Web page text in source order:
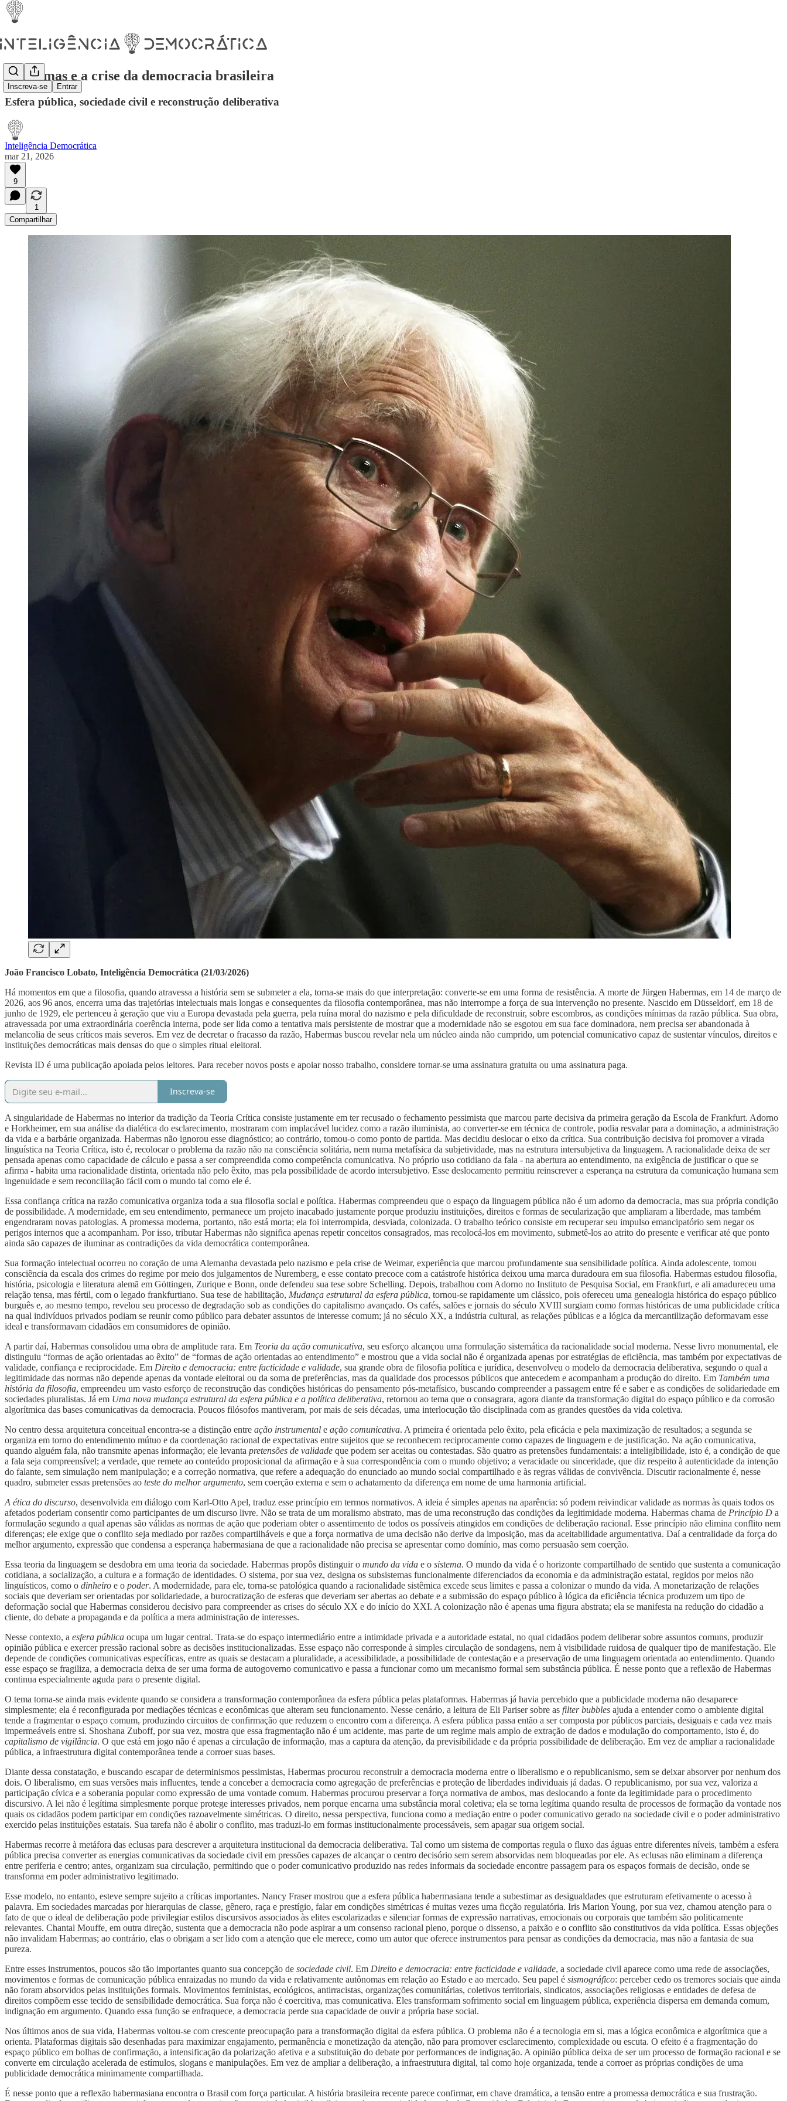
Inscreva-se Entrar
Habermas e a crise da democracia brasileira
Esfera pública, sociedade civil e reconstrução deliberativa
Inteligência Democrática
mar 21, 2026
9
1
Compartilhar
João Francisco Lobato, Inteligência Democrática (21/03/2026)
Há momentos em que a filosofia, quando atravessa a história sem se submeter a ela, torna-se mais do que interpretação: converte-se em uma forma de resistência. A morte de Jürgen Habermas, em 14 de março de
2026, aos 96 anos, encerra uma das trajetórias intelectuais mais longas e consequentes da filosofia contemporânea, mas não interrompe a força de sua intervenção no presente. Nascido em Düsseldorf, em 18 de
junho de 1929, ele pertenceu à geração que viu a Europa devastada pela guerra, pela ruína moral do nazismo e pela dificuldade de reconstruir, sobre escombros, as condições mínimas da razão pública. Sua obra,
atravessada por uma extraordinária coerência interna, pode ser lida como a tentativa mais persistente de mostrar que a modernidade não se esgotou em sua face dominadora, nem precisa ser abandonada à
melancolia de seus críticos mais severos. Em vez de decretar o fracasso da razão, Habermas buscou revelar nela um núcleo ainda não cumprido, um potencial comunicativo capaz de sustentar vínculos, direitos e
instituições democráticas mais densas do que o simples ritual eleitoral.
Revista ID é uma publicação apoiada pelos leitores. Para receber novos posts e apoiar nosso trabalho, considere tornar-se uma assinatura gratuita ou uma assinatura paga.
Inscreva-se
A singularidade de Habermas no interior da tradição da Teoria Crítica consiste justamente em ter recusado o fechamento pessimista que marcou parte decisiva da primeira geração da Escola de Frankfurt. Adorno
e Horkheimer, em sua análise da dialética do esclarecimento, mostraram com implacável lucidez como a razão iluminista, ao converter-se em técnica de controle, podia resvalar para a dominação, a administração
da vida e a barbárie organizada. Habermas não ignorou esse diagnóstico; ao contrário, tomou-o como ponto de partida. Mas decidiu deslocar o eixo da crítica. Sua contribuição decisiva foi promover a virada
linguística na Teoria Crítica, isto é, recolocar o problema da razão não na consciência solitária, nem numa metafísica da subjetividade, mas na estrutura intersubjetiva da linguagem. A racionalidade deixa de ser
pensada apenas como capacidade de cálculo e passa a ser compreendida como competência comunicativa. No próprio uso cotidiano da fala - na abertura ao entendimento, na exigência de justificar o que se
afirma - habita uma racionalidade distinta, orientada não pelo êxito, mas pela possibilidade de acordo intersubjetivo. Esse deslocamento permitiu reinscrever a esperança na estrutura da comunicação humana sem
ingenuidade e sem reconciliação fácil com o mundo tal como ele é.
Essa confiança crítica na razão comunicativa organiza toda a sua filosofia social e política. Habermas compreendeu que o espaço da linguagem pública não é um adorno da democracia, mas sua própria condição
de possibilidade. A modernidade, em seu entendimento, permanece um projeto inacabado justamente porque produziu instituições, direitos e formas de secularização que ampliaram a liberdade, mas também
engendraram novas patologias. A promessa moderna, portanto, não está morta; ela foi interrompida, desviada, colonizada. O trabalho teórico consiste em recuperar seu impulso emancipatório sem negar os
perigos internos que a acompanham. Por isso, tributar Habermas não significa apenas repetir conceitos consagrados, mas recolocá-los em movimento, submetê-los ao atrito do presente e verificar até que ponto
ainda são capazes de iluminar as contradições da vida democrática contemporânea.
Sua formação intelectual ocorreu no coração de uma Alemanha devastada pelo nazismo e pela crise de Weimar, experiência que marcou profundamente sua sensibilidade política. Ainda adolescente, tomou
consciência da escala dos crimes do regime por meio dos julgamentos de Nuremberg, e esse contato precoce com a catástrofe histórica deixou uma marca duradoura em sua filosofia. Habermas estudou filosofia,
história, psicologia e literatura alemã em Göttingen, Zurique e Bonn, onde defendeu sua tese sobre Schelling. Depois, trabalhou com Adorno no Instituto de Pesquisa Social, em Frankfurt, e ali amadureceu uma
relação tensa, mas fértil, com o legado frankfurtiano. Sua tese de habilitação, Mudança estrutural da esfera pública, tornou-se rapidamente um clássico, pois ofereceu uma genealogia histórica do espaço público
burguês e, ao mesmo tempo, revelou seu processo de degradação sob as condições do capitalismo avançado. Os cafés, salões e jornais do século XVIII surgiam como formas históricas de uma publicidade crítica
na qual indivíduos privados podiam se reunir como público para debater assuntos de interesse comum; já no século XX, a indústria cultural, as relações públicas e a lógica da mercantilização deformavam esse
ideal e transformavam cidadãos em consumidores de opinião.
A partir daí, Habermas consolidou uma obra de amplitude rara. Em Teoria da ação comunicativa, seu esforço alcançou uma formulação sistemática da racionalidade social moderna. Nesse livro monumental, ele
distinguiu “formas de ação orientadas ao êxito” de “formas de ação orientadas ao entendimento” e mostrou que a vida social não é organizada apenas por estratégias de eficiência, mas também por expectativas de
validade, confiança e reciprocidade. Em Direito e democracia: entre facticidade e validade, sua grande obra de filosofia política e jurídica, desenvolveu o modelo da democracia deliberativa, segundo o qual a
legitimidade das normas não depende apenas da vontade eleitoral ou da soma de preferências, mas da qualidade dos processos públicos que antecedem e acompanham a produção do direito. Em Também uma
história da filosofia, empreendeu um vasto esforço de reconstrução das condições históricas do pensamento pós-metafísico, buscando compreender a passagem entre fé e saber e as condições de solidariedade em
sociedades pluralistas. Já em Uma nova mudança estrutural da esfera pública e a política deliberativa, retornou ao tema que o consagrara, agora diante da transformação digital do espaço público e da corrosão
algorítmica das bases comunicativas da democracia. Poucos filósofos mantiveram, por mais de seis décadas, uma interlocução tão disciplinada com as grandes questões da vida coletiva.
No centro dessa arquitetura conceitual encontra-se a distinção entre ação instrumental e ação comunicativa. A primeira é orientada pelo êxito, pela eficácia e pela maximização de resultados; a segunda se
organiza em torno do entendimento mútuo e da coordenação racional de expectativas entre sujeitos que se reconhecem reciprocamente como capazes de linguagem e de justificação. Na ação comunicativa,
quando alguém fala, não transmite apenas informação; ele levanta pretensões de validade que podem ser aceitas ou contestadas. São quatro as pretensões fundamentais: a inteligibilidade, isto é, a condição de que
a fala seja compreensível; a verdade, que remete ao conteúdo proposicional da afirmação e à sua correspondência com o mundo objetivo; a veracidade ou sinceridade, que diz respeito à autenticidade da intenção
do falante, sem simulação nem manipulação; e a correção normativa, que refere a adequação do enunciado ao mundo social compartilhado e às regras válidas de convivência. Discutir racionalmente é, nesse
quadro, submeter essas pretensões ao teste do melhor argumento, sem coerção externa e sem o achatamento da diferença em nome de uma harmonia artificial.
A ética do discurso, desenvolvida em diálogo com Karl-Otto Apel, traduz esse princípio em termos normativos. A ideia é simples apenas na aparência: só podem reivindicar validade as normas às quais todos os
afetados poderiam consentir como participantes de um discurso livre. Não se trata de um moralismo abstrato, mas de uma reconstrução das condições da legitimidade moderna. Habermas chama de Princípio D a
formulação segundo a qual apenas são válidas as normas de ação que poderiam obter o assentimento de todos os possíveis atingidos em condições de deliberação racional. Esse princípio não elimina conflito nem
diferenças; ele exige que o conflito seja mediado por razões compartilháveis e que a força normativa de uma decisão não derive da imposição, mas da aceitabilidade argumentativa. Daí a centralidade da força do
melhor argumento, expressão que condensa a esperança habermasiana de que a racionalidade não precisa se apresentar como domínio, mas como persuasão sem coerção.
Essa teoria da linguagem se desdobra em uma teoria da sociedade. Habermas propôs distinguir o mundo da vida e o sistema. O mundo da vida é o horizonte compartilhado de sentido que sustenta a comunicação
cotidiana, a socialização, a cultura e a formação de identidades. O sistema, por sua vez, designa os subsistemas funcionalmente diferenciados da economia e da administração estatal, regidos por meios não
linguísticos, como o dinheiro e o poder. A modernidade, para ele, torna-se patológica quando a racionalidade sistêmica excede seus limites e passa a colonizar o mundo da vida. A monetarização de relações
sociais que deveriam ser orientadas por solidariedade, a burocratização de esferas que deveriam ser abertas ao debate e a submissão do espaço público à lógica da eficiência técnica produzem um tipo de
deformação social que Habermas considerou decisivo para compreender as crises do século XX e do início do XXI. A colonização não é apenas uma figura abstrata; ela se manifesta na redução do cidadão a
cliente, do debate a propaganda e da política a mera administração de interesses.
Nesse contexto, a esfera pública ocupa um lugar central. Trata-se do espaço intermediário entre a intimidade privada e a autoridade estatal, no qual cidadãos podem deliberar sobre assuntos comuns, produzir
opinião pública e exercer pressão racional sobre as decisões institucionalizadas. Esse espaço não corresponde à simples circulação de sondagens, nem à visibilidade ruidosa de qualquer tipo de manifestação. Ele
depende de condições comunicativas específicas, entre as quais se destacam a pluralidade, a acessibilidade, a possibilidade de contestação e a preservação de uma linguagem orientada ao entendimento. Quando
esse espaço se fragiliza, a democracia deixa de ser uma forma de autogoverno comunicativo e passa a funcionar como um mecanismo formal sem substância pública. É nesse ponto que a reflexão de Habermas
continua especialmente aguda para o presente digital.
O tema torna-se ainda mais evidente quando se considera a transformação contemporânea da esfera pública pelas plataformas. Habermas já havia percebido que a publicidade moderna não desaparece
simplesmente; ela é reconfigurada por mediações técnicas e econômicas que alteram seu funcionamento. Nesse cenário, a leitura de Eli Pariser sobre as filter bubbles ajuda a entender como o ambiente digital
tende a fragmentar o espaço comum, produzindo circuitos de confirmação que reduzem o encontro com a diferença. A esfera pública passa então a ser composta por públicos parciais, desiguais e cada vez mais
impermeáveis entre si. Shoshana Zuboff, por sua vez, mostra que essa fragmentação não é um acidente, mas parte de um regime mais amplo de extração de dados e modulação do comportamento, isto é, do
capitalismo de vigilância. O que está em jogo não é apenas a circulação de informação, mas a captura da atenção, da previsibilidade e da própria possibilidade de deliberação. Em vez de ampliar a racionalidade
pública, a infraestrutura digital contemporânea tende a corroer suas bases.
Diante dessa constatação, e buscando escapar de determinismos pessimistas, Habermas procurou reconstruir a democracia moderna entre o liberalismo e o republicanismo, sem se deixar absorver por nenhum dos
dois. O liberalismo, em suas versões mais influentes, tende a conceber a democracia como agregação de preferências e proteção de liberdades individuais já dadas. O republicanismo, por sua vez, valoriza a
participação cívica e a soberania popular como expressão de uma vontade comum. Habermas procurou preservar a força normativa de ambos, mas deslocando a fonte da legitimidade para o procedimento
discursivo. A lei não é legítima simplesmente porque protege interesses privados, nem porque encarna uma substância moral coletiva; ela se torna legítima quando resulta de processos de formação da vontade nos
quais os cidadãos podem participar em condições razoavelmente simétricas. O direito, nessa perspectiva, funciona como a mediação entre o poder comunicativo gerado na sociedade civil e o poder administrativo
exercido pelas instituições estatais. Sua tarefa não é abolir o conflito, mas traduzi-lo em formas institucionalmente processáveis, sem apagar sua origem social.
Habermas recorre à metáfora das eclusas para descrever a arquitetura institucional da democracia deliberativa. Tal como um sistema de comportas regula o fluxo das águas entre diferentes níveis, também a esfera
pública precisa converter as energias comunicativas da sociedade civil em pressões capazes de alcançar o centro decisório sem serem absorvidas nem bloqueadas por ele. As eclusas não eliminam a diferença
entre periferia e centro; antes, organizam sua circulação, permitindo que o poder comunicativo produzido nas redes informais da sociedade encontre passagem para os espaços formais de decisão, onde se
transforma em poder administrativo legitimado.
Esse modelo, no entanto, esteve sempre sujeito a críticas importantes. Nancy Fraser mostrou que a esfera pública habermasiana tende a subestimar as desigualdades que estruturam efetivamente o acesso à
palavra. Em sociedades marcadas por hierarquias de classe, gênero, raça e prestígio, falar em condições simétricas é muitas vezes uma ficção regulatória. Iris Marion Young, por sua vez, chamou atenção para o
fato de que o ideal de deliberação pode privilegiar estilos discursivos associados às elites escolarizadas e silenciar formas de expressão narrativas, emocionais ou corporais que também são politicamente
relevantes. Chantal Mouffe, em outra direção, sustenta que a democracia não pode aspirar a um consenso racional pleno, porque o dissenso, a paixão e o conflito são constitutivos da vida política. Essas objeções
não invalidam Habermas; ao contrário, elas o obrigam a ser lido com a atenção que ele merece, como um autor que oferece instrumentos para pensar as condições da democracia, mas não a fantasia de sua
pureza.
Entre esses instrumentos, poucos são tão importantes quanto sua concepção de sociedade civil. Em Direito e democracia: entre facticidade e validade, a sociedade civil aparece como uma rede de associações,
movimentos e formas de comunicação pública enraizadas no mundo da vida e relativamente autônomas em relação ao Estado e ao mercado. Seu papel é sismográfico: perceber cedo os tremores sociais que ainda
não foram absorvidos pelas instituições formais. Movimentos feministas, ecológicos, antirracistas, organizações comunitárias, coletivos territoriais, sindicatos, associações religiosas e entidades de defesa de
direitos compõem esse tecido de sensibilidade democrática. Sua força não é coercitiva, mas comunicativa. Eles transformam sofrimento social em linguagem pública, experiência dispersa em demanda comum,
indignação em argumento. Quando essa função se enfraquece, a democracia perde sua capacidade de ouvir a própria base social.
Nos últimos anos de sua vida, Habermas voltou-se com crescente preocupação para a transformação digital da esfera pública. O problema não é a tecnologia em si, mas a lógica econômica e algorítmica que a
orienta. Plataformas digitais são desenhadas para maximizar engajamento, permanência e monetização da atenção, não para promover esclarecimento, complexidade ou escuta. O efeito é a fragmentação do
espaço público em bolhas de confirmação, a intensificação da polarização afetiva e a substituição do debate por performances de indignação. A opinião pública deixa de ser um processo de formação racional e se
converte em circulação acelerada de estímulos, slogans e manipulações. Em vez de ampliar a deliberação, a infraestrutura digital, tal como hoje organizada, tende a corroer as próprias condições de uma
publicidade democrática minimamente compartilhada.
É nesse ponto que a reflexão habermasiana encontra o Brasil com força particular. A história brasileira recente parece confirmar, em chave dramática, a tensão entre a promessa democrática e sua frustração.